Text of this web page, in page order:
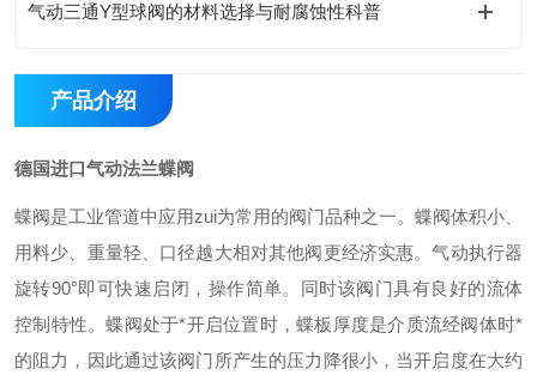
气动三通Y型球阀的材料选择与耐腐蚀性科普
产品介绍
德国进口气动法兰蝶阀
蝶阀是工业管道中应用zui为常用的阀门品种之一。蝶阀体积小、
用料少、重量轻、口径越大相对其他阀更经济实惠。气动执行器
旋转90°即可快速启闭，操作简单。同时该阀门具有良好的流体
控制特性。蝶阀处于*开启位置时，蝶板厚度是介质流经阀体时*
的阻力，因此通过该阀门所产生的压力降很小，当开启度在大约